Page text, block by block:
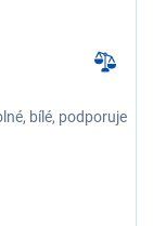
bílé, podporuje